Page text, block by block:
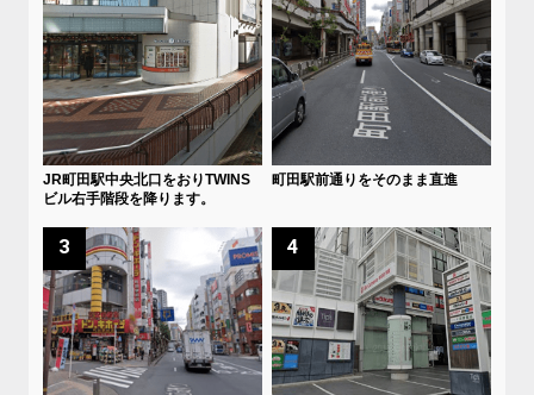
JR町田駅中央北口をおりTWINS
ビル右手階段を降ります。
町田駅前通りをそのまま直進
3 4